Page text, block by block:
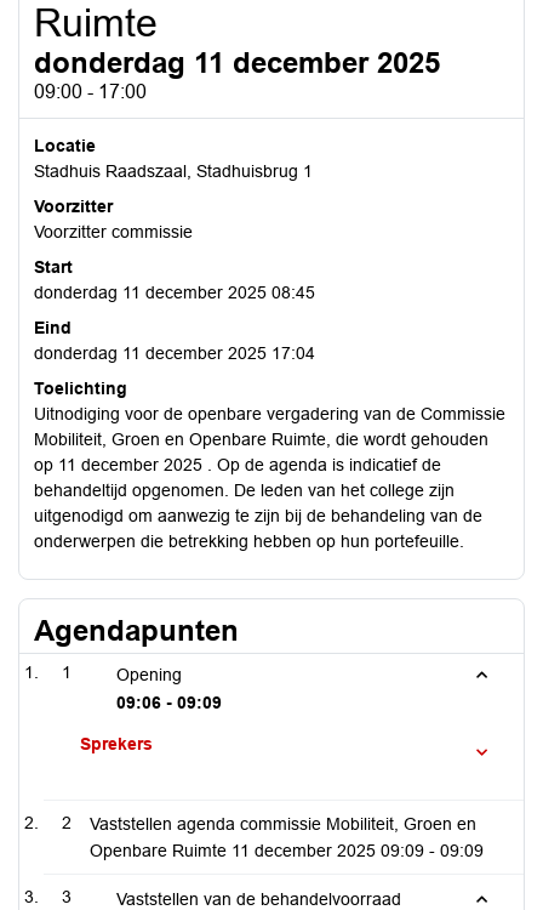
Ruimte
donderdag 11 december 2025
09:00 - 17:00
Locatie
Stadhuis Raadszaal, Stadhuisbrug 1
Voorzitter
Voorzitter commissie
Start
donderdag 11 december 2025 08:45
Eind
donderdag 11 december 2025 17:04
Toelichting
Uitnodiging voor de openbare vergadering van de Commissie
Mobiliteit, Groen en Openbare Ruimte, die wordt gehouden
op 11 december 2025 . Op de agenda is indicatief de
behandeltijd opgenomen. De leden van het college zijn
uitgenodigd om aanwezig te zijn bij de behandeling van de
onderwerpen die betrekking hebben op hun portefeuille.
Agendapunten
1
Opening
09:06 - 09:09
Sprekers
2
Vaststellen agenda commissie Mobiliteit, Groen en
Openbare Ruimte 11 december 2025 09:09 - 09:09
3
Vaststellen van de behandelvoorraad